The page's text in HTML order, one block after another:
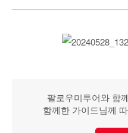
팔로우미투어와 함
함께한 가이드님께